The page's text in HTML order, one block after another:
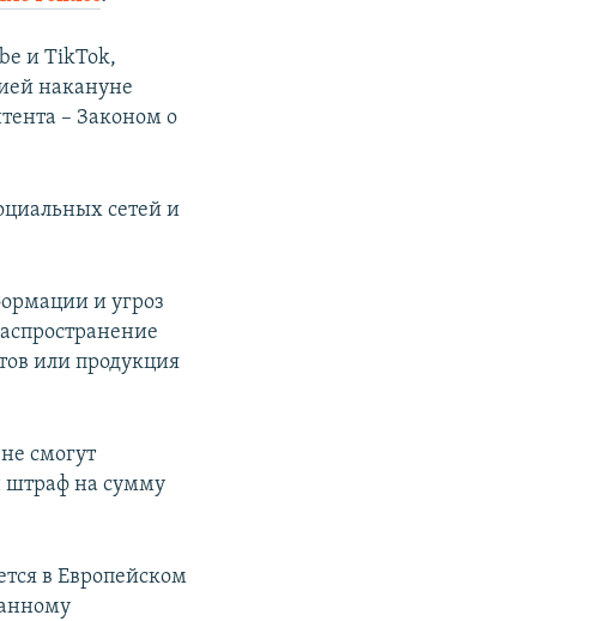
и TikTok,
накануне
– Законом о
сетей и
и угроз
или продукция
смогут
штраф на сумму
в Европейском